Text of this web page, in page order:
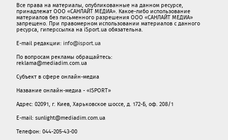
Все права на материалы, опубликованные на данном ресурсе,
принадлежат ООО «САНЛАЙТ МЕДИА». Какое-либо использование
материалов без письменного разрешения ООО «САНЛАЙТ МЕДИА»
запрещено. При правомерном использовании материалов с данного
ресурса, гиперссылка на iSport.ua обязательна.
E-mail редакции: info@isport.ua
По вопросам рекламы обращайтесь:
reklama@mediadim.com.ua
Субъект в сфере онлайн-медиа
Название онлайн-медиа - «ISPORT»
Адрес: 02091, г. Киев, Харьковское шоссе, д. 172-Б, оф. 208/1
E-mail: sunlight@mediadim.com.ua
Телефон: 044-205-43-00